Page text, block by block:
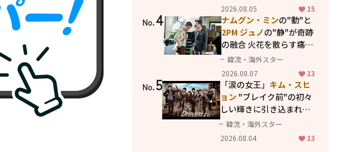
2026.08.05
15
No.4 ナムグン・ミンの"動"と
2PM ジュノの"静"が奇跡
の融合 火花を散らす痛快
コメディ「キム課長とソ
理事～Bravo! Your Life
～」
韓流・海外スター
2026.08.07
13
No.5 「涙の女王」 キム・スヒ
ョン "ブレイク前"の初々
しい輝きに引き込まれ
る...2PM テギョン
共演の青春名作「ドリー
韓流・海外スター
2026.08.04
13